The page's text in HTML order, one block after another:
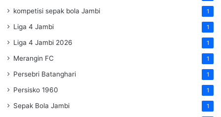
kompetisi sepak bola Jambi 1
Liga 4 Jambi 1
Liga 4 Jambi 2026 1
Merangin FC 1
Persebri Batanghari 1
Persisko 1960 1
Sepak Bola Jambi 1